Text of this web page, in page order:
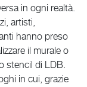
in ogni realtà.
artisti,
hanno preso
il murale o
stencil di LDB.
in cui, grazie